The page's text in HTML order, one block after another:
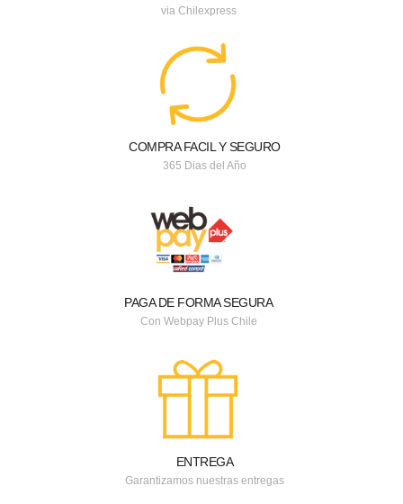
via Chilexpress
COMPRA FACIL Y SEGURO
365 Dias del Año
PAGA DE FORMA SEGURA
Con Webpay Plus Chile
ENTREGA
Garantizamos nuestras entregas